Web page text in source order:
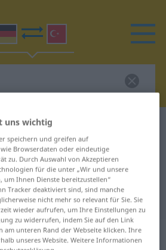
Wörterbuch
Übersetzung für
Übersetzung
transitives Verb |
uns wichtig
speichern und greifen auf
Browserdaten oder eindeutige
zu. Durch Auswahl von Akzeptieren
für die unter „Wir und unsere
um Ihnen Dienste bereitzustellen“
Tracker deaktiviert sind, sind manche
nicht mehr so relevant für Sie. Sie
wieder aufrufen, um Ihre Einstellungen zu
zu widerrufen, indem Sie auf den Link
am unteren Rand der Webseite klicken. Ihre
unseres Website. Weitere Informationen